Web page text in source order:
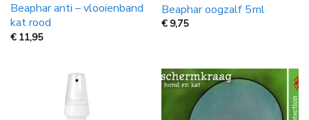
Beaphar anti – vlooienband
kat rood
€ 11,95
Beaphar oogzalf 5ml
€9,75